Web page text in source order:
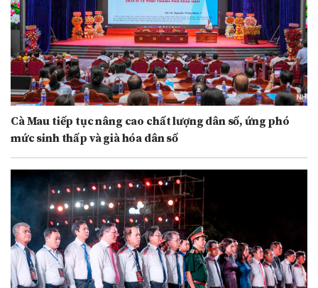
Cà Mau tiếp tục nâng cao chất lượng dân số, ứng phó
mức sinh thấp và già hóa dân số